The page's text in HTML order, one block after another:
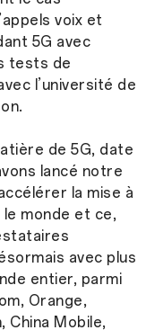
voix et
5G avec
tests de
l’université de
de 5G, date
lancé notre
la mise à
monde et ce,
avec plus
entier, parmi
Orange,
China Mobile,